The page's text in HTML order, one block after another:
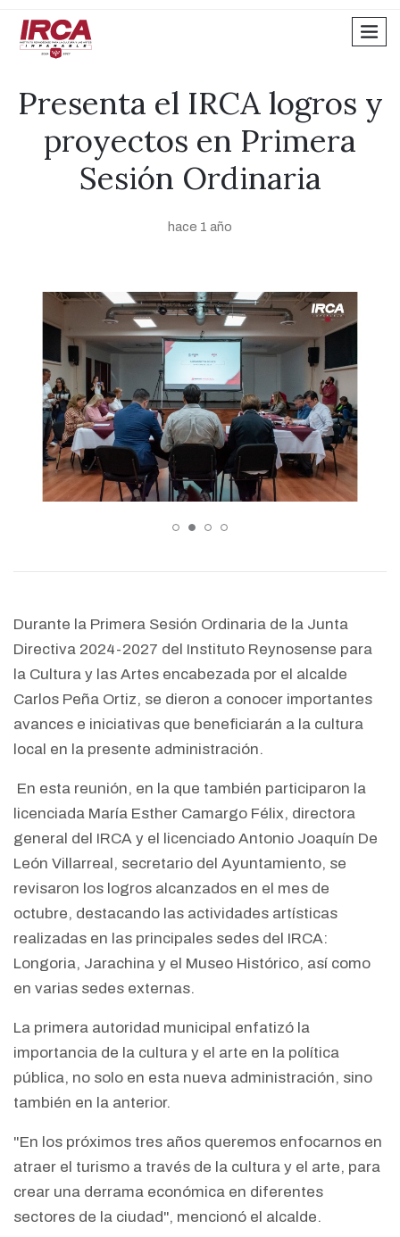
Presenta el IRCA logros y
proyectos en Primera
Sesión Ordinaria
hace 1 año
Durante la Primera Sesión Ordinaria de la Junta
Directiva 2024-2027 del Instituto Reynosense para
la Cultura y las Artes encabezada por el alcalde
Carlos Peña Ortiz, se dieron a conocer importantes
avances e iniciativas que beneficiarán a la cultura
local en la presente administración.
En esta reunión, en la que también participaron la
licenciada María Esther Camargo Félix, directora
general del IRCA y el licenciado Antonio Joaquín De
León Villarreal, secretario del Ayuntamiento, se
revisaron los logros alcanzados en el mes de
octubre, destacando las actividades artísticas
realizadas en las principales sedes del IRCA:
Longoria, Jarachina y el Museo Histórico, así como
en varias sedes externas.
La primera autoridad municipal enfatizó la
importancia de la cultura y el arte en la política
pública, no solo en esta nueva administración, sino
también en la anterior.
"En los próximos tres años queremos enfocarnos en
atraer el turismo a través de la cultura y el arte, para
crear una derrama económica en diferentes
sectores de la ciudad", mencionó el alcalde.